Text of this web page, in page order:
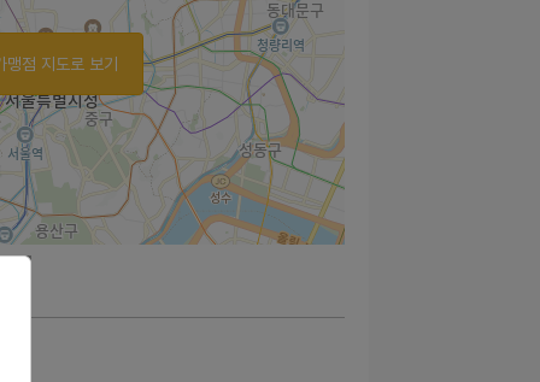
맹점 지도로 보기